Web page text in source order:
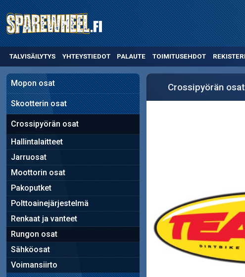
TALVISÄILYTYS YHTEYSTIEDOT PALAUTE TOIMITUSEHDOT
Mopon osat
Skootterin osat
Crossipyörän osat
Hallintalaitteet
Jarruosat
Moottorin osat
Pakoputket
Polttoainejärjestelmä
Renkaat ja vanteet
Rungon osat
Sähköosat
Voimansiirto
Crossipyörän osat